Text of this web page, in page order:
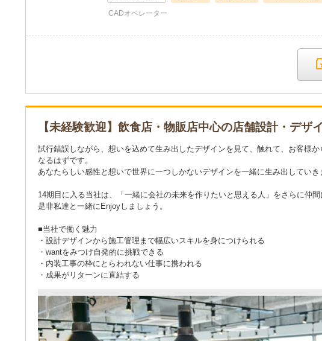
CADオペレーター
【未経験歓迎】飲食店・物販店中心の店舗設計・デザ
試行錯誤しながら、想いを込めて生み出したデザインを見て、触れて、お客様
なるはずです。
あなたらしい感性と想いで世界に一つしかないデザインを一緒に生み出していき
14期目に入る当社は、「一緒に会社の未来を作りたいと思える人」をさらに仲
是非私達と一緒にEnjoyしましょう。
■当社で働く魅力
・設計デザインから施工管理まで幅広いスキルを身につけられる
・wantをみつけ自発的に挑戦できる
・内装工事の枠にとらわれない仕事に携われる
・成果がリターンに直結する